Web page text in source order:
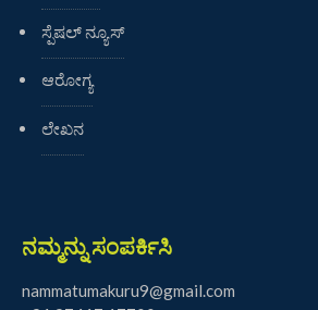
ಸ್ಪೆಷಲ್ ನ್ಯೂಸ್
ಆರೋಗ್ಯ
ಲೇಖನ
ನಮ್ಮನ್ನು ಸಂಪರ್ಕಿಸಿ
nammatumakuru9@gmail.com